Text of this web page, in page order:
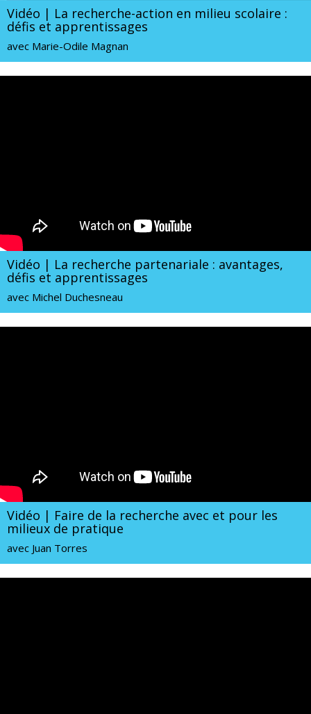
Vidéo | La recherche-action en milieu scolaire :
défis et apprentissages
avec Marie-Odile Magnan
Vidéo | La recherche partenariale : avantages,
défis et apprentissages
avec Michel Duchesneau
Vidéo | Faire de la recherche avec et pour les
milieux de pratique
avec Juan Torres